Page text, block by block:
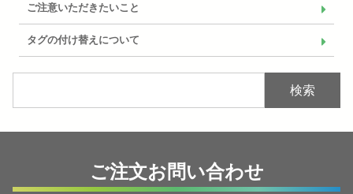
ご注意いただきたいこと
タグの付け替えについて
検索
ご注文お問い合わせ